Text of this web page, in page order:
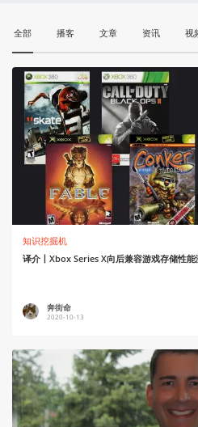
全部 播客 文章 资讯 视
知识挖掘机
译介丨Xbox Series X向后兼容游戏存储性能
奔街命
2020-10-13